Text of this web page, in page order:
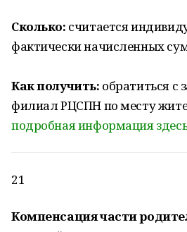
Сколько: считается
фактически начисленных
Как получить: обратиться с
филиал РЦСПН по месту
подробная информация
21
Компенсация части